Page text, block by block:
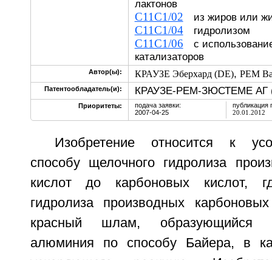
лактонов
C11C1/02 из жиров или
C11C1/04гидролизом
C11C1/06 с
катализаторов
Автор(ы): КРАУЗЕ Эберхард (DE), РЕМ
Патентообладатель(и): КРАУЗЕ-РЕМ-ЗЮСТЕМЕ АГ
Приоритеты:
подача заявки:
2007-04-25
публикация
20.01.2012
Изобретение относится к
способу щелочного гидролиза
кислот до карбоновых кислот,
гидролиза производных
красный шлам, образующийся
алюминия по способу Байера, в